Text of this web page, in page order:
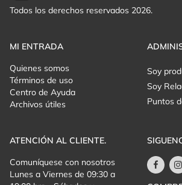
Todos los derechos reservados 2026.
MI ENTRADA
Quienes somos
Términos de uso
Centro de Ayuda
Archivos útiles
Soy
Soy
Puntos
ATENCIÓN AL CLIENTE.
Comuníquese con nosotros
Lunes a Viernes de 09:30 a